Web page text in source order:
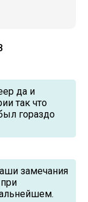
да и
так что
гораздо
замечания